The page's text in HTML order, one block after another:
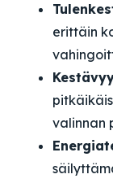
erittäin
valinnan